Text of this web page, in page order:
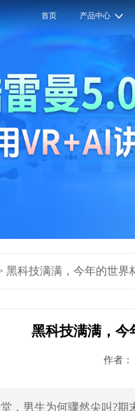
首页 产品中心
黑科技满满，今年的世界
黑科技满满，今
作者：
，男生为何骤然尖叫?期